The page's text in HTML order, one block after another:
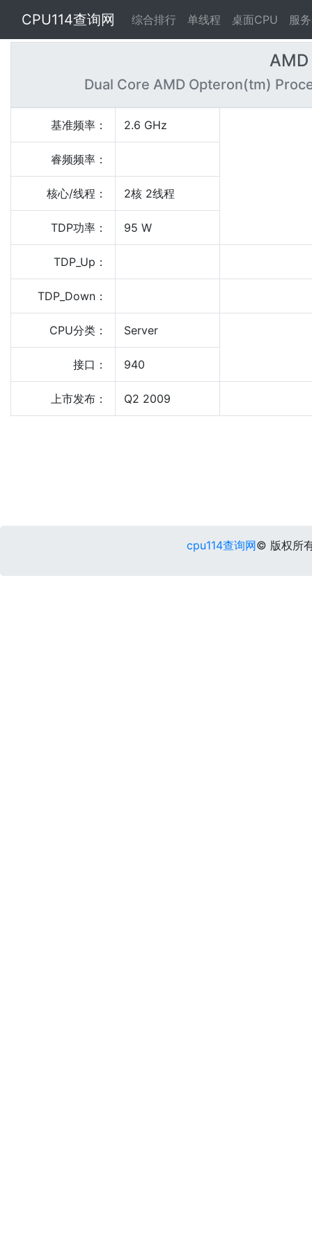
CPU114查询网 综合排行 单线程 桌面CPU 服
Dual Core AMD Opteron(tm)
基准频率： 2.6 GHz
睿频频率：
核心/线程： 2核 2线程
TDP功率： 95 W
TDP_Up：
TDP_Down：
CPU分类： Server
接口： 940
上市发布： Q2 2009
cpu114查询网© 版权所